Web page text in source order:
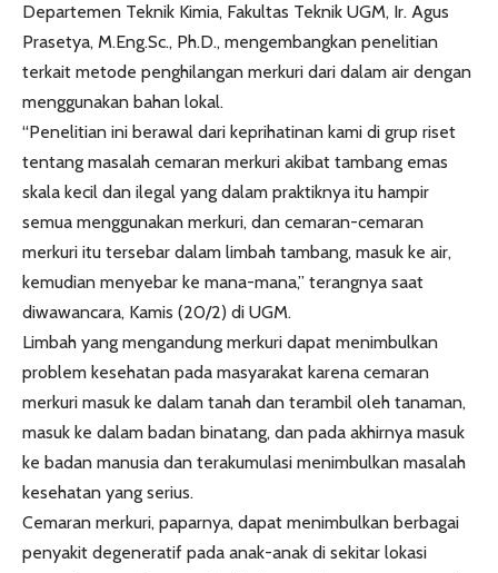
Departemen Teknik Kimia, Fakultas Teknik UGM, Ir. Agus
Prasetya, M.Eng.Sc., Ph.D., mengembangkan penelitian
terkait metode penghilangan merkuri dari dalam air dengan
menggunakan bahan lokal.
“Penelitian ini berawal dari keprihatinan kami di grup riset
tentang masalah cemaran merkuri akibat tambang emas
skala kecil dan ilegal yang dalam praktiknya itu hampir
semua menggunakan merkuri, dan cemaran-cemaran
merkuri itu tersebar dalam limbah tambang, masuk ke air,
kemudian menyebar ke mana-mana,” terangnya saat
diwawancara, Kamis (20/2) di UGM.
Limbah yang mengandung merkuri dapat menimbulkan
problem kesehatan pada masyarakat karena cemaran
merkuri masuk ke dalam tanah dan terambil oleh tanaman,
masuk ke dalam badan binatang, dan pada akhirnya masuk
ke badan manusia dan terakumulasi menimbulkan masalah
kesehatan yang serius.
Cemaran merkuri, paparnya, dapat menimbulkan berbagai
penyakit degeneratif pada anak-anak di sekitar lokasi